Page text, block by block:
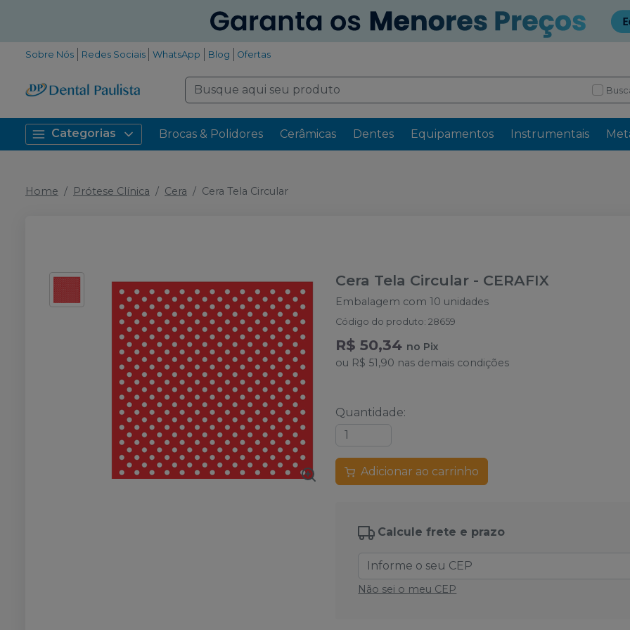
Sobre Nós Redes Sociais WhatsApp Blog Ofertas
Categorias Brocas & Polidores Cerâmicas Dentes Equipamentos Instrumentais
Home Prótese Clínica Cera Cera Tela Circular
Cera Tela Circular - CERAFIX
Embalagem com 10 unidades
Código do produto:28659
R$ 50,34 no Pix
ou R$ 51,90 nas demais condições
Quantidade:
Adicionar ao carrinho
Calcule frete e prazo
Não sei o meu CEP